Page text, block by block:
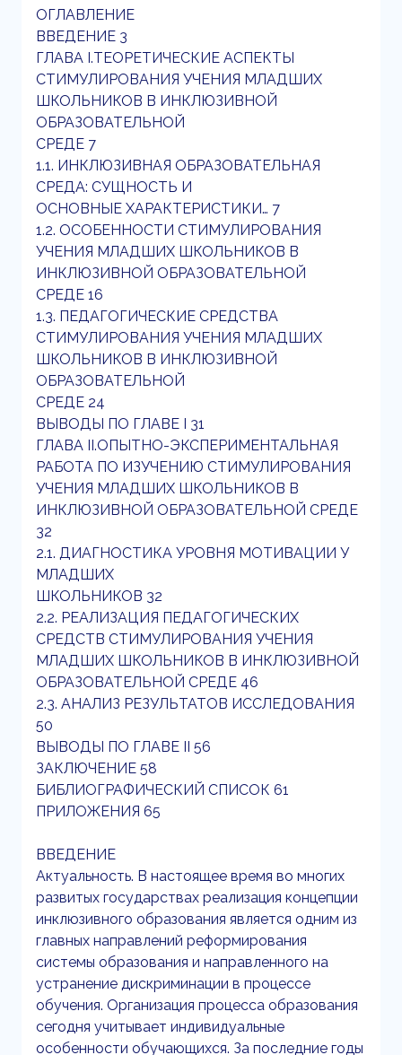
ОГЛАВЛЕНИЕ
ВВЕДЕНИЕ 3
ГЛАВА I.ТЕОРЕТИЧЕСКИЕ АСПЕКТЫ
СТИМУЛИРОВАНИЯ УЧЕНИЯ МЛАДШИХ
ШКОЛЬНИКОВ В ИНКЛЮЗИВНОЙ
ОБРАЗОВАТЕЛЬНОЙ
СРЕДЕ 7
1.1. ИНКЛЮЗИВНАЯ ОБРАЗОВАТЕЛЬНАЯ
СРЕДА: СУЩНОСТЬ И
ОСНОВНЫЕ ХАРАКТЕРИСТИКИ… 7
1.2. ОСОБЕННОСТИ СТИМУЛИРОВАНИЯ
УЧЕНИЯ МЛАДШИХ ШКОЛЬНИКОВ В
ИНКЛЮЗИВНОЙ ОБРАЗОВАТЕЛЬНОЙ
СРЕДЕ 16
1.3. ПЕДАГОГИЧЕСКИЕ СРЕДСТВА
СТИМУЛИРОВАНИЯ УЧЕНИЯ МЛАДШИХ
ШКОЛЬНИКОВ В ИНКЛЮЗИВНОЙ
ОБРАЗОВАТЕЛЬНОЙ
СРЕДЕ 24
ВЫВОДЫ ПО ГЛАВЕ I 31
ГЛАВА II.ОПЫТНО-ЭКСПЕРИМЕНТАЛЬНАЯ
РАБОТА ПО ИЗУЧЕНИЮ СТИМУЛИРОВАНИЯ
УЧЕНИЯ МЛАДШИХ ШКОЛЬНИКОВ В
ИНКЛЮЗИВНОЙ ОБРАЗОВАТЕЛЬНОЙ СРЕДЕ
32
2.1. ДИАГНОСТИКА УРОВНЯ МОТИВАЦИИ У
МЛАДШИХ
ШКОЛЬНИКОВ 32
2.2. РЕАЛИЗАЦИЯ ПЕДАГОГИЧЕСКИХ
СРЕДСТВ СТИМУЛИРОВАНИЯ УЧЕНИЯ
МЛАДШИХ ШКОЛЬНИКОВ В ИНКЛЮЗИВНОЙ
ОБРАЗОВАТЕЛЬНОЙ СРЕДЕ 46
2.3. АНАЛИЗ РЕЗУЛЬТАТОВ ИССЛЕДОВАНИЯ
50
ВЫВОДЫ ПО ГЛАВЕ II 56
ЗАКЛЮЧЕНИЕ 58
БИБЛИОГРАФИЧЕСКИЙ СПИСОК 61
ПРИЛОЖЕНИЯ 65
ВВЕДЕНИЕ
Актуальность. В настоящее время во многих
развитых государствах реализация концепции
инклюзивного образования является одним из
главных направлений реформирования
системы образования и направленного на
устранение дискриминации в процессе
обучения. Организация процесса образования
сегодня учитывает индивидуальные
особенности обучающихся. За последние годы